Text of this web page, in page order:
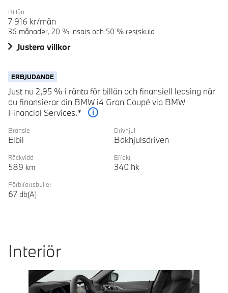
Billån
7 916 kr/mån
36 månader, 20 % insats och 50 % restskuld
Justera villkor
ERBJUDANDE
Just nu 2,95 % i ränta för billån och finansiell leasing när
du finansierar din BMW i4 Gran Coupé via BMW
Financial Services.*
Bränsle
Elbil
Drivhjul
Bakhjulsdriven
Räckvidd
589 km
Effekt
340 hk
Förbifartsbuller
67 db(A)
Interiör